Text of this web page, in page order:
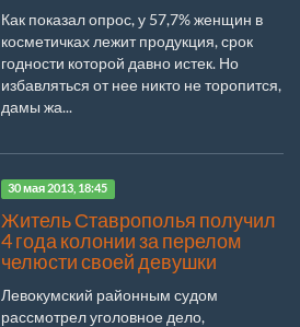
Как показал опрос, у 57,7% женщин в
косметичках лежит продукция, срок
годности которой давно истек. Но
избавляться от нее никто не торопится,
дамы жа...
30 мая 2013, 18:45
Житель Ставрополья получил
4 года колонии за перелом
челюсти своей девушки
Левокумский районным судом
рассмотрел уголовное дело,